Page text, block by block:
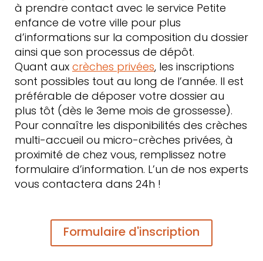
à prendre contact avec le service Petite
enfance de votre ville pour plus
d’informations sur la composition du dossier
ainsi que son processus de dépôt.
Quant aux crèches privées, les inscriptions
sont possibles tout au long de l’année. Il est
préférable de déposer votre dossier au
plus tôt (dès le 3eme mois de grossesse).
Pour connaître les disponibilités des crèches
multi-accueil ou micro-crèches privées, à
proximité de chez vous, remplissez notre
formulaire d’information. L’un de nos experts
vous contactera dans 24h !
Formulaire d'inscription